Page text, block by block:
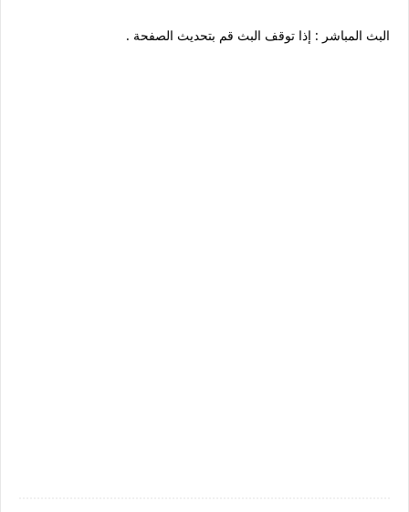
البث المباشر : إذا توقف البث قم بتحديث الصفحة .